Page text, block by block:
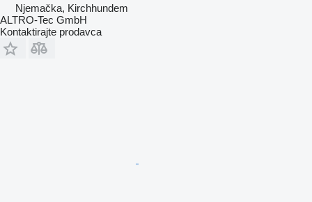
Njemačka, Kirchhundem
ALTRO-Tec GmbH
Kontaktirajte prodavca